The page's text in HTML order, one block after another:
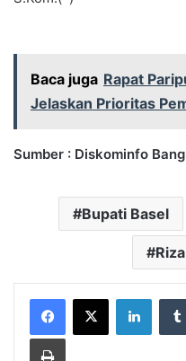
Baca juga Rapat
Jelaskan Prioritas
Sumber : Diskominfo
Bupati Basel
Print